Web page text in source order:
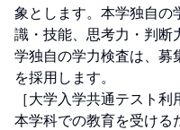
象とします。本学独自の
識・技能、思考力・判断
学独自の学力検査は、募
を採用します。
［大学入学共通テスト利
本学科での教育を受ける